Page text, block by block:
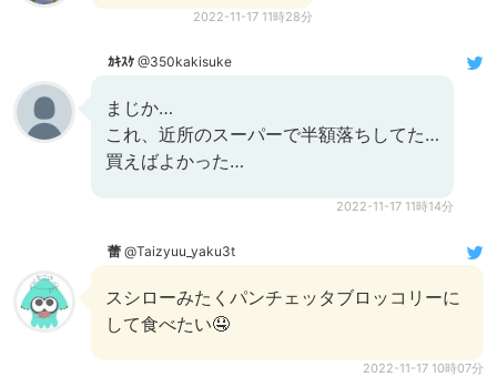
2022-11-17 11時28分
ｶｷｽｹ @350kakisuke
まじか…
これ、近所のスーパーで半額落ちしてた…
買えばよかった…
2022-11-17 11時14分
蕾 @Taizyuu_yaku3t
スシローみたくパンチェッタブロッコリーに
して食べたい🤤
2022-11-17 10時07分